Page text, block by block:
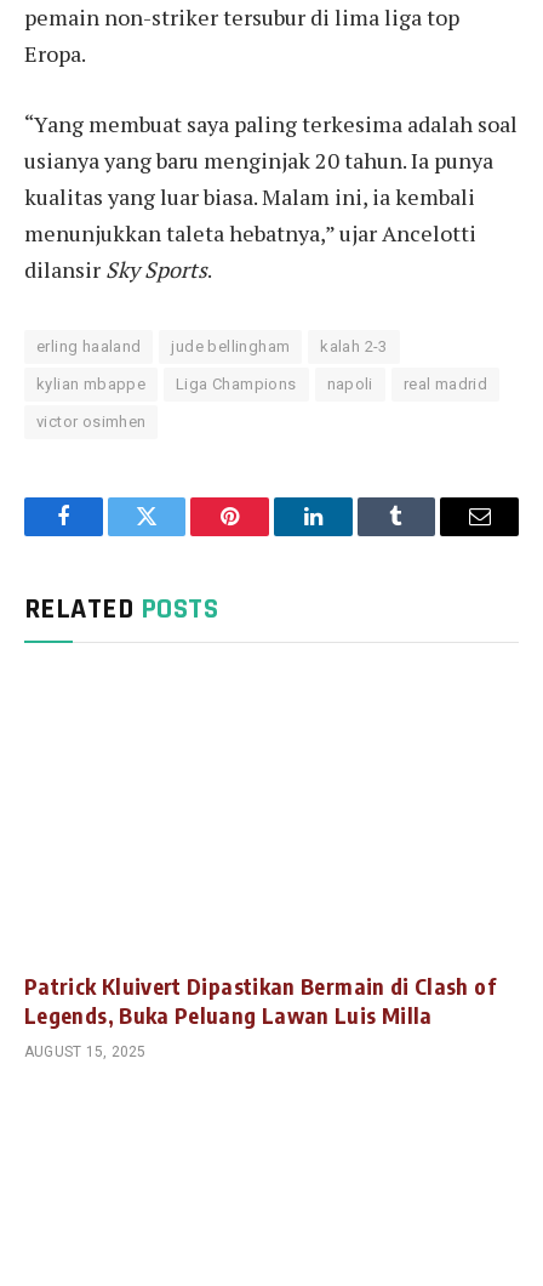
pemain non-striker tersubur di lima liga top
Eropa.
“Yang membuat saya paling terkesima adalah soal
usianya yang baru menginjak 20 tahun. Ia punya
kualitas yang luar biasa. Malam ini, ia kembali
menunjukkan taleta hebatnya,” ujar Ancelotti
dilansir Sky Sports.
erling haaland jude bellingham kalah 2-3
kylian mbappe Liga Champions napoli real madrid
victor osimhen
FacebookTwitter Pinterest LinkedInTumblr Email
RELATED POSTS
Patrick Kluivert Dipastikan Bermain di Clash of
Legends, Buka Peluang Lawan Luis Milla
AUGUST 15, 2025